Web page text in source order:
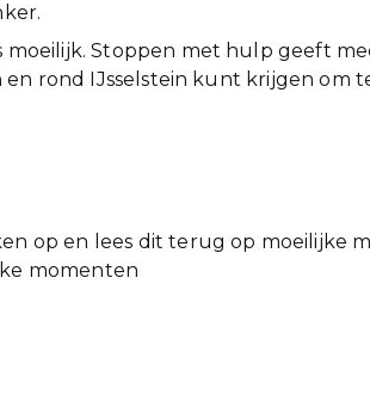
Stoppen met hulp geeft
rond IJsselstein kunt krijgen om
op en lees dit terug op moeilijke
momenten